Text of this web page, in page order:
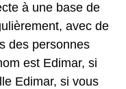
à une base de
avec de
des personnes
est Edimar, si
Edimar, si vous